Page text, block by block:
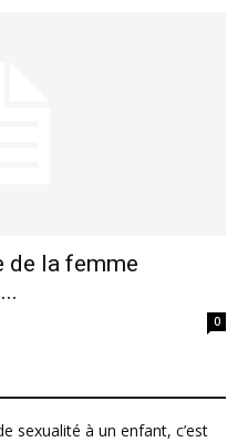
de la femme
0
sexualité à un enfant, c’est